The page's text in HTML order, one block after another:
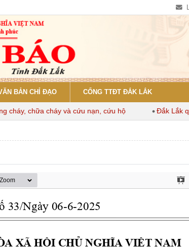
BẢN CHỈ ĐẠO CỔNG TTĐT ĐẮK LẮK
chữa cháy và cứu nạn, cứu hộ Đắk Lắk quy